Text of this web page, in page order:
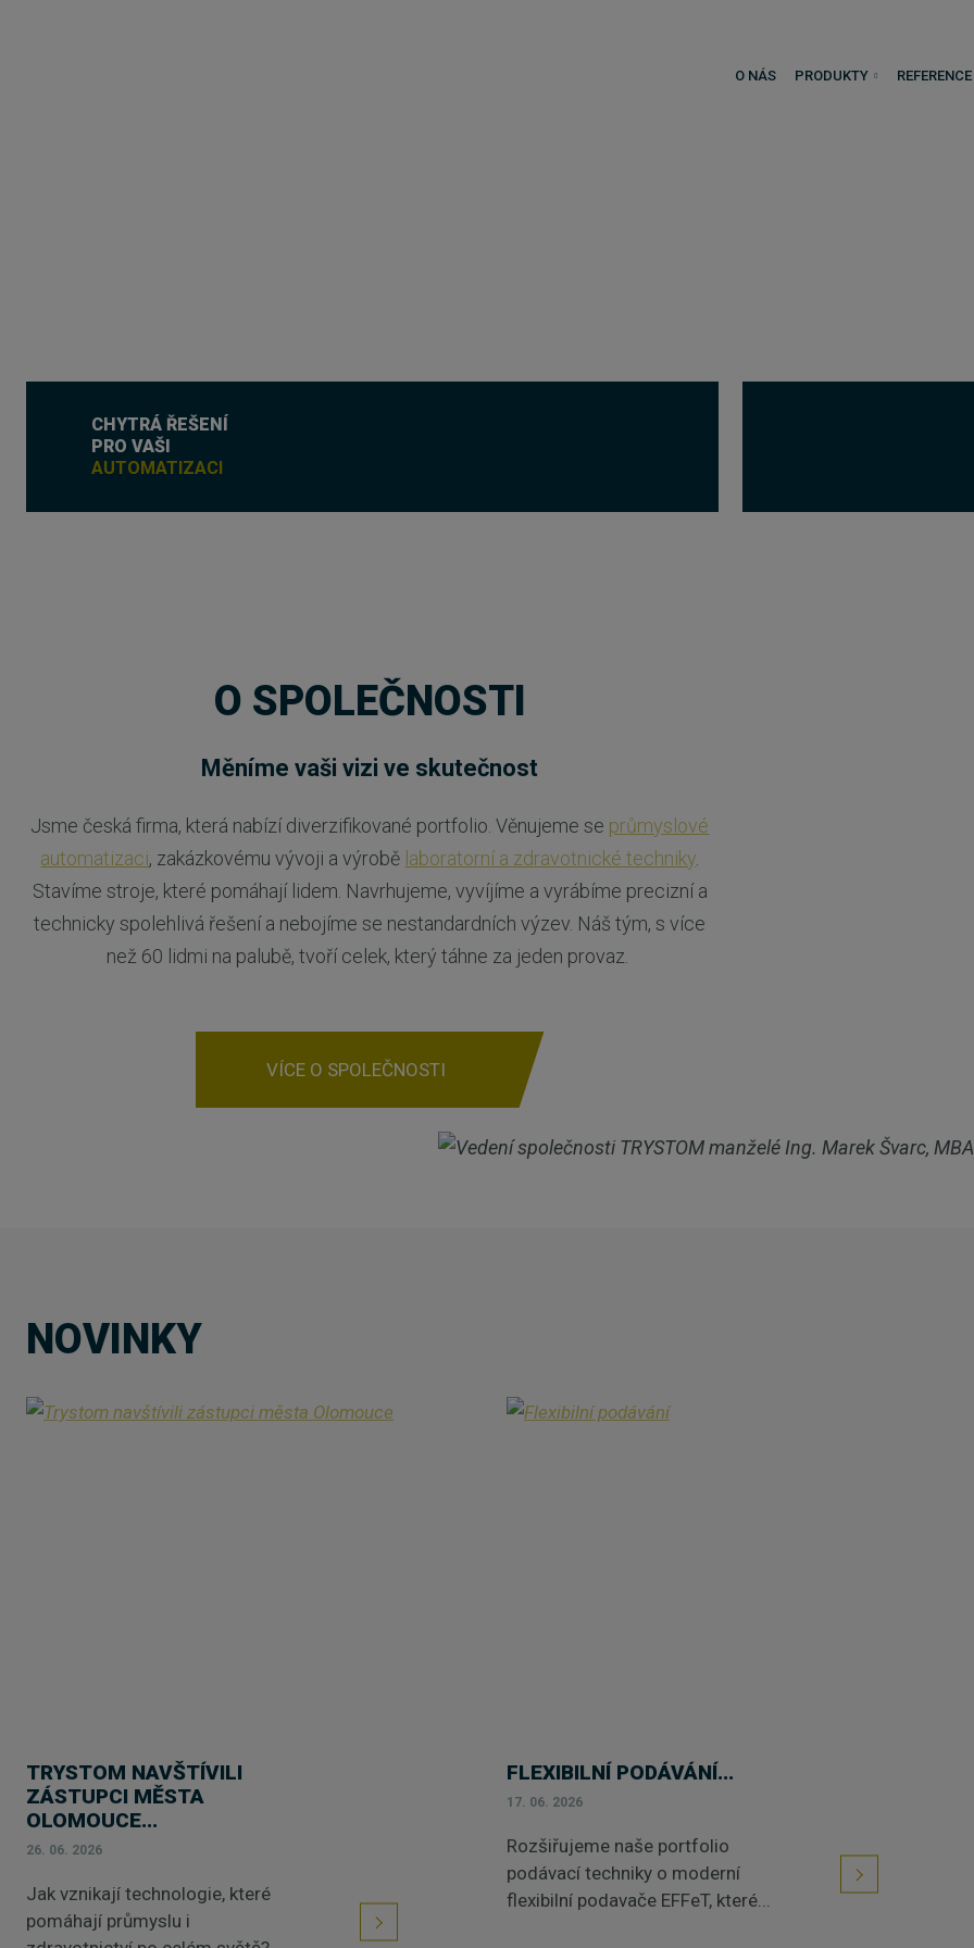
O NÁS PRODUKTY REFERENCE
CHYTRÁ ŘEŠENÍ
PRO VAŠI
AUTOMATIZACI
O SPOLEČNOSTI
Měníme vaši vizi ve skutečnost
Jsme česká firma, která nabízí diverzifikované portfolio. Věnujeme se průmyslové
automatizaci, zakázkovému vývoji a výrobě laboratorní a zdravotnické techniky.
Stavíme stroje, které pomáhají lidem. Navrhujeme, vyvíjíme a vyrábíme precizní a
technicky spolehlivá řešení a nebojíme se nestandardních výzev. Náš tým, s více
než 60 lidmi na palubě, tvoří celek, který táhne za jeden provaz.
VÍCE O SPOLEČNOSTI
NOVINKY
TRYSTOM NAVŠTÍVILI
ZÁSTUPCI MĚSTA
OLOMOUCE...
26. 06. 2026
Jak vznikají technologie, které
pomáhají průmyslu i
FLEXIBILNÍ PODÁVÁNÍ...
17. 06. 2026
Rozšiřujeme naše portfolio
podávací techniky o moderní
flexibilní podavače EFFeT, které...